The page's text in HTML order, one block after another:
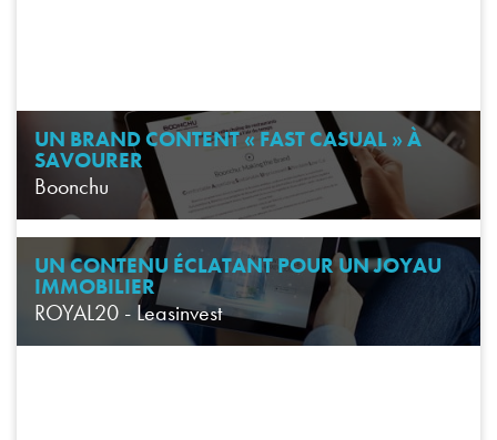
UN BRAND CONTENT « FAST CASUAL » À
SAVOURER
Boonchu
UN CONTENU ÉCLATANT POUR UN JOYAU
IMMOBILIER
ROYAL20 - Leasinvest